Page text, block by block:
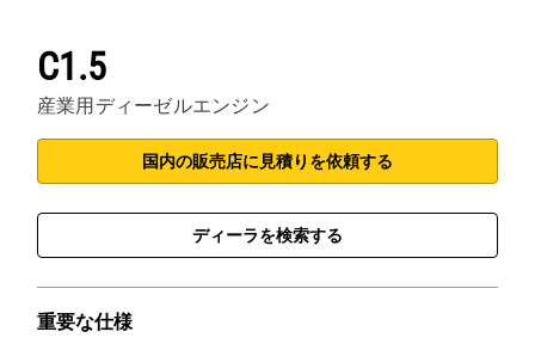
C1.5
産業用ディーゼルエンジン
国内の販売店に見積りを依頼する
ディーラを検索する
重要な仕様